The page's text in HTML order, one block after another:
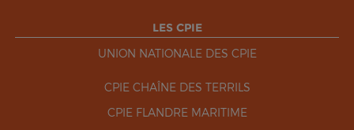
LES CPIE
UNION NATIONALE DES CPIE
CPIE CHAÎNE DES TERRILS
CPIE FLANDRE MARITIME